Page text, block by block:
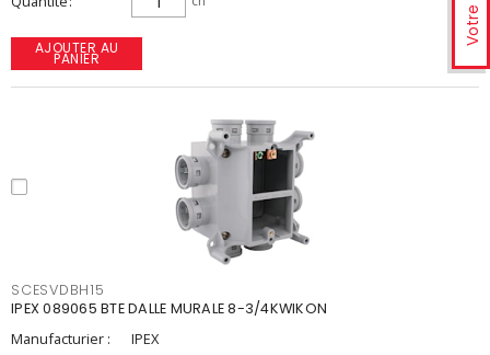
AJOUTER AU
PANIER
SCESVDBH15
IPEX 089065 BTE DALLE MURALE 8-3/4KWIKON
Manufacturier :
IPEX